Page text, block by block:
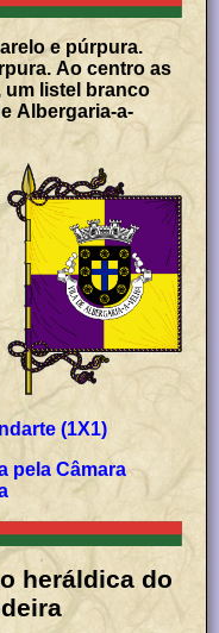
e púrpura.
Ao centro as
um listel branco
Albergaria-a-
(1X1)
pela Câmara
heráldica do